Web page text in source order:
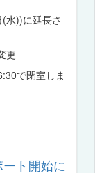
水))に延長さ
更
で閉室しま
ト開始に